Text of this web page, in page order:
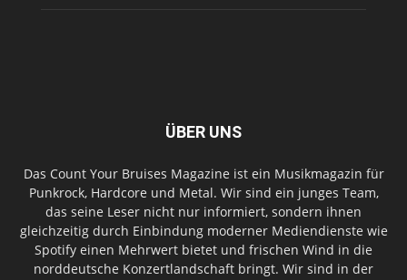
ÜBER UNS
Das Count Your Bruises Magazine ist ein Musikmagazin für
Punkrock, Hardcore und Metal. Wir sind ein junges Team,
das seine Leser nicht nur informiert, sondern ihnen
gleichzeitig durch Einbindung moderner Mediendienste wie
Spotify einen Mehrwert bietet und frischen Wind in die
norddeutsche Konzertlandschaft bringt. Wir sind in der